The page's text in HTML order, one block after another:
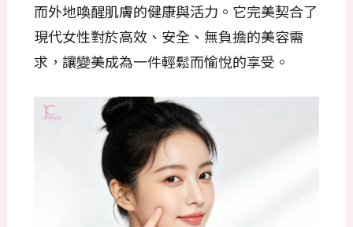
而外地喚醒肌膚的健康與活力。它完美契合了
現代女性對於高效、安全、無負擔的美容需
求，讓變美成為一件輕鬆而愉悅的享受。